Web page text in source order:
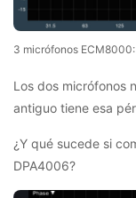
3 micrófonos
Los dos micrófonos
antiguo tiene esa
¿Y qué sucede si
DPA4006?